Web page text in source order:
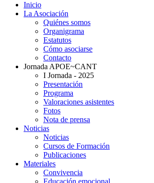
Inicio
La Asociación
Quiénes somos
Organigrama
Estatutos
Cómo asociarse
Contacto
Jornada APOE~CANT
I Jornada - 2025
Presentación
Programa
Valoraciones asistentes
Fotos
Nota de prensa
Noticias
Noticias
Cursos de Formación
Publicaciones
Materiales
Convivencia
Educación emocional